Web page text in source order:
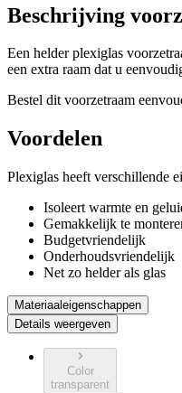
Beschrijving
Een helder plexiglas
een extra raam dat u
Bestel dit voorzetraam
Voordelen
Plexiglas heeft verschillende
Isoleert warmte en
Gemakkelijk te
Budgetvriendelijk
Onderhoudsvriendelijk
Net zo helder als glas
Materiaaleigenschappen
Details weergeven
Color
transparent